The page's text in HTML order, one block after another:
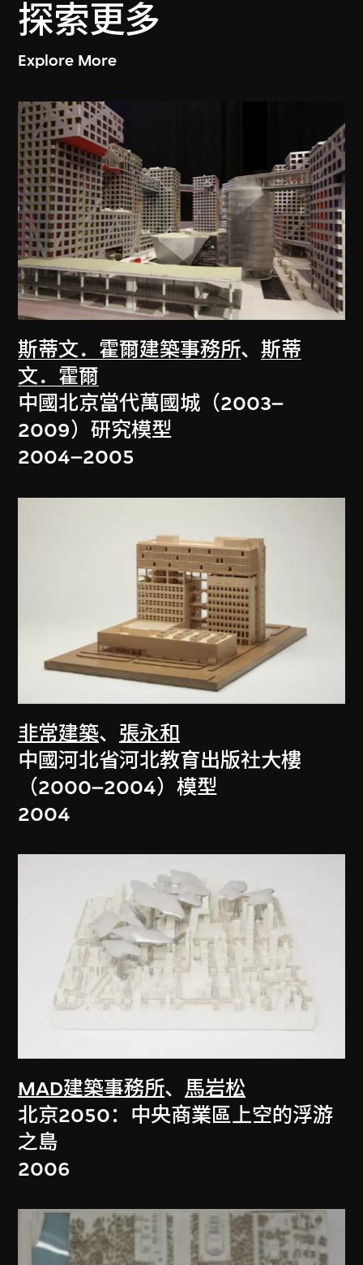
探索更多
Explore More
斯蒂文．霍爾建築事務所、斯蒂
文．霍爾
中國北京當代萬國城（2003–
2009）研究模型
2004–2005
非常建築、 張永和
中國河北省河北教育出版社大樓
（2000–2004）模型
2004
MAD建築事務所、 馬岩松
北京2050：中央商業區上空的浮游
之島
2006